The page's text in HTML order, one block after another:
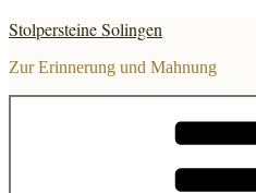
Zum
Inhalt
springen
Stolpersteine Solingen
Zur Erinnerung und Mahnung